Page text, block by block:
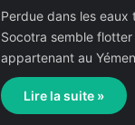
Perdue dans les eaux
Socotra semble
appartenant au
Lire la suite »